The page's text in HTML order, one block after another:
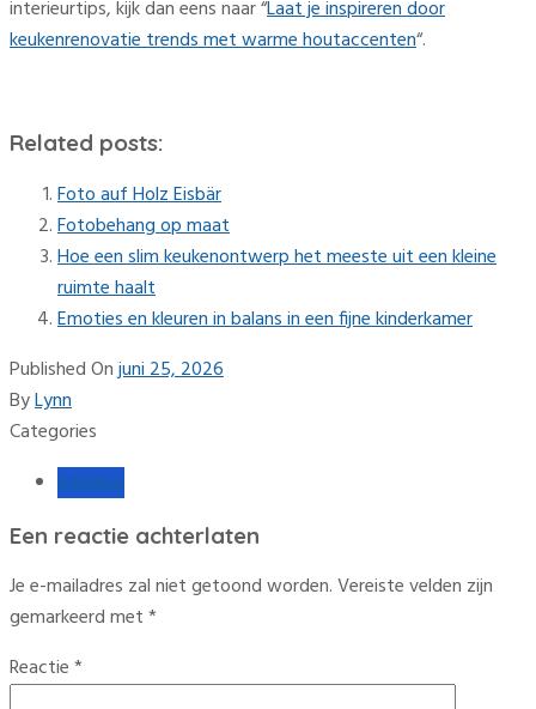
interieurtips, kijk dan eens naar “Laat je inspireren door
keukenrenovatie trends met warme houtaccenten“.
Related posts:
Foto auf Holz Eisbär
Fotobehang op maat
Hoe een slim keukenontwerp het meeste uit een kleine
ruimte haalt
Emoties en kleuren in balans in een fijne kinderkamer
Published Onjuni 25, 2026
ByLynn
Categories
Interieur
Een reactie achterlaten
Je e-mailadres zal niet getoond worden.Vereiste velden zijn
gemarkeerd met*
Reactie*